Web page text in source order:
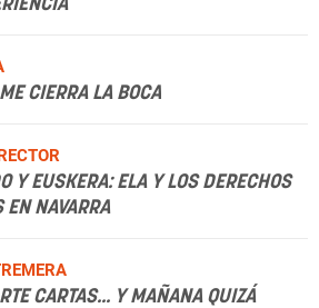
CIERRA LA BOCA
Y EUSKERA: ELA Y LOS DERECHOS
EN NAVARRA
CARTAS... Y MAÑANA QUIZÁ